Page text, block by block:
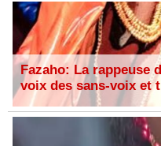
Fazaho: La rappeuse
voix des sans-voix et